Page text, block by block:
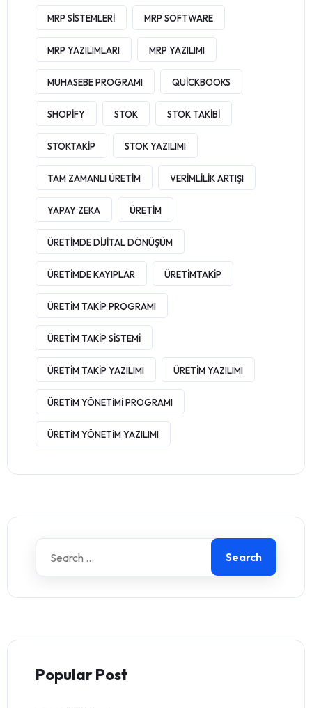
MRP SISTEMLERI MRP SOFTWARE
MRP YAZILIMLARI MRP YAZILIMI
MUHASEBE PROGRAMI QUICKBOOKS
SHOPIFY STOK STOK TAKIBI
STOKTAKIP STOK YAZILIMI
TAM ZAMANLI ÜRETIM VERIMLILIK ARTIŞI
YAPAY ZEKA ÜRETIM
ÜRETIMDE DIJITAL DÖNÜŞÜM
ÜRETIMDE KAYIPLAR ÜRETIMTAKIP
ÜRETIM TAKIP PROGRAMI
ÜRETIM TAKIP SISTEMI
ÜRETIM TAKIP YAZILIMI ÜRETIM YAZILIMI
ÜRETIM YÖNETIMI PROGRAMI
ÜRETIM YÖNETIM YAZILIMI
Search
Popular Post